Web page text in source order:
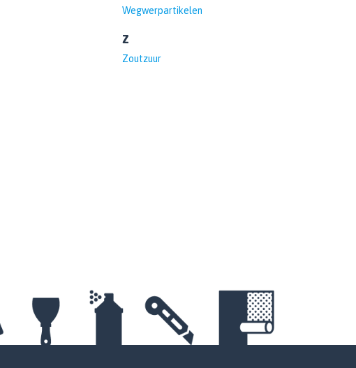
Wegwerpartikelen
Z
Zoutzuur